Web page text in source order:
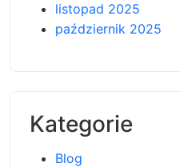
listopad 2025
październik 2025
Kategorie
Blog